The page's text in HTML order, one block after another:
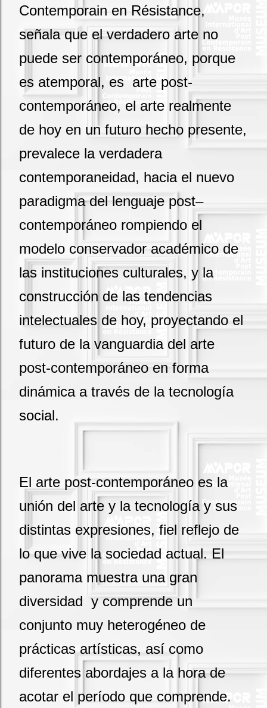
Contemporain en Résistance,
señala que el verdadero arte no
puede ser contemporáneo, porque
es atemporal, es arte post-
contemporáneo, el arte realmente
de hoy en un futuro hecho presente,
prevalece la verdadera
contemporaneidad, hacia el nuevo
paradigma del lenguaje post–
contemporáneo rompiendo el
modelo conservador académico de
las instituciones culturales, y la
construcción de las tendencias
intelectuales de hoy, proyectando el
futuro de la vanguardia del arte
post-contemporáneo en forma
dinámica a través de la tecnología
social.
El arte post-contemporáneo es la
unión del arte y la tecnología y sus
distintas expresiones, fiel reflejo de
lo que vive la sociedad actual. El
panorama muestra una gran
diversidad y comprende un
conjunto muy heterogéneo de
prácticas artísticas, así como
diferentes abordajes a la hora de
acotar el período que comprende.